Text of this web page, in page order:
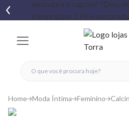
fechar menu
fechar menu
favoritos
Home Moda Íntima Feminino